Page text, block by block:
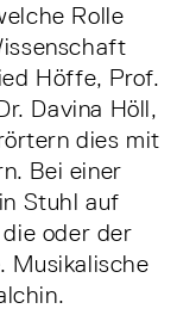
Rolle
Höffe, Prof.
Davina Höll,
dies mit
Bei einer
Stuhl auf
oder der
Musikalische